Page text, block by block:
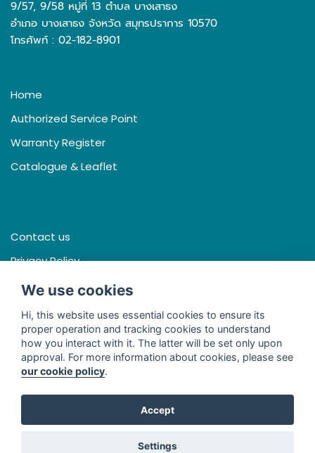
9/57, 9/58 หมู่ที่ 13 ตำบล บางเสาธง
อำเภอ บางเสาธง จังหวัด สมุทรปราการ 10570
โทรศัพท์ : 02-182-8901
Home
Authorized Service Point
Warranty Register
Catalogue & Leaflet
Contact us
Privacy Policy
Terms & Conditions
Facebook
Line
We use cookies
Hi, this website uses essential cookies to ensure its
proper operation and tracking cookies to understand
how you interact with it. The latter will be set only upon
approval. For more information about cookies, please see
our cookie policy.
Accept
Settings